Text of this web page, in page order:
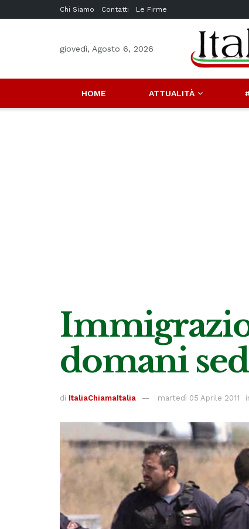
Chi Siamo Contatti Le Firme
giovedì, Agosto 6, 2026
HOME ATTUALITÀ
domani
di ItaliaChiamaItalia martedì 05 Aprile 2011